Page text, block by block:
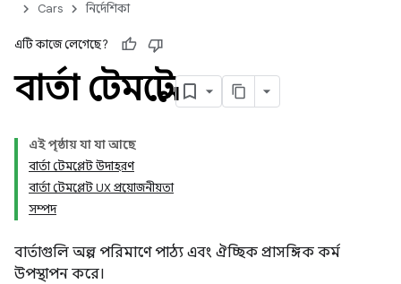
Cars
নির্দেশিকা
এটি কাজে লেগেছে?
বার্তা টেমপ্লেট
এই পৃষ্ঠায় যা যা আছে
বার্তা টেমপ্লেট উদাহরণ
বার্তা টেমপ্লেট UX প্রয়োজনীয়তা
সম্পদ
বার্তাগুলি অল্প পরিমাণে পাঠ্য এবং ঐচ্ছিক প্রাসঙ্গিক কর্ম
উপস্থাপন করে।